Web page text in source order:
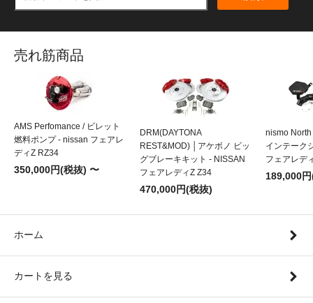
売れ筋商品
AMS Perfomance / ビレット
燃料ポンプ - nissan フェアレ
ディZ RZ34
350,000円(税抜) 〜
DRM(DAYTONA
REST&MOD) │アケボノ ビッ
グブレーキキット - NISSAN
フェアレディZ Z34
470,000円(税抜)
nismo
インテーク
フェアレデ
189,000
ホーム
カートを見る